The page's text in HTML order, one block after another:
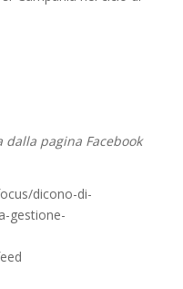
pagina Facebook
dicono-di-
gestione-